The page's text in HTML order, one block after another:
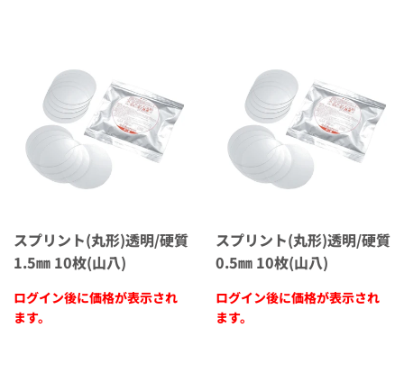
スプリント(丸形)透明/硬質
1.5㎜ 10枚(山八)
ログイン後に価格が表示され
ます。
スプリント(丸形)透明/硬質
0.5㎜ 10枚(山八)
ログイン後に価格が表示され
ます。